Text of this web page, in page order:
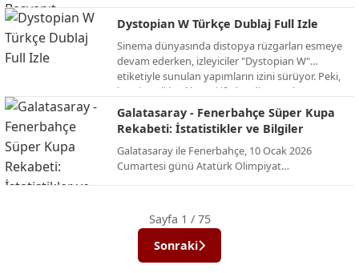
ve büyüleyici bir gelecek tasviri sunuyor. İşte AI
teknolojisinin sınırlarını zorlayan bu alternatif
projenin detayları.
Dystopian W Türkçe Dublaj Full Izle
Sinema dünyasında distopya rüzgarları esmeye
devam ederken, izleyiciler "Dystopian W"
etiketiyle sunulan yapımların izini sürüyor. Peki,
bu gizemli başlık neyi ifade ediyor ve bu türün
en dikkat çeken örnekleri neler? İşte distopik
evrenlerin kapısını aralayan kapsamlı bir bakış.
Galatasaray - Fenerbahçe Süper Kupa
Rekabeti: İstatistikler ve Bilgiler
Galatasaray ile Fenerbahçe, 10 Ocak 2026
Cumartesi günü Atatürk Olimpiyat
bu dev rekabetin Süper Kupa (ve eski adıyla
Cumhurbaşkanlığı Kupası) tarihindeki
istatistikleri ve önemli bilgileri:
Sayfa 1 / 75
Sonraki